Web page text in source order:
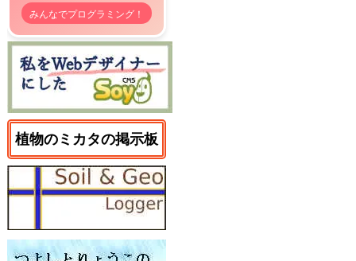
みんなでプログラミング！
植物のミカタの掲示板